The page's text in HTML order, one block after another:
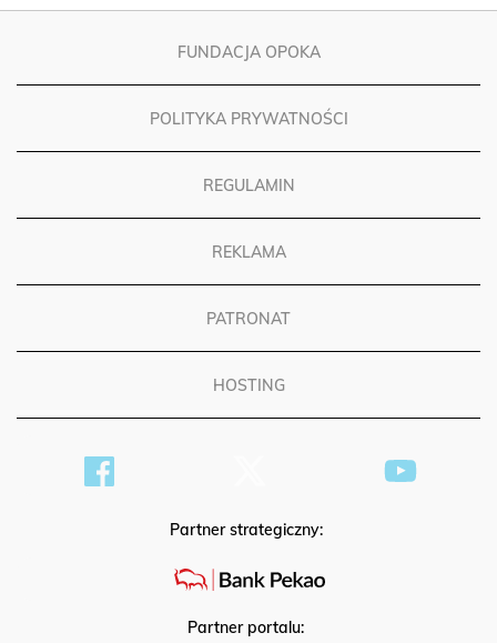
FUNDACJA OPOKA
POLITYKA PRYWATNOŚCI
REGULAMIN
REKLAMA
PATRONAT
HOSTING
Partner strategiczny:
Partner portalu: